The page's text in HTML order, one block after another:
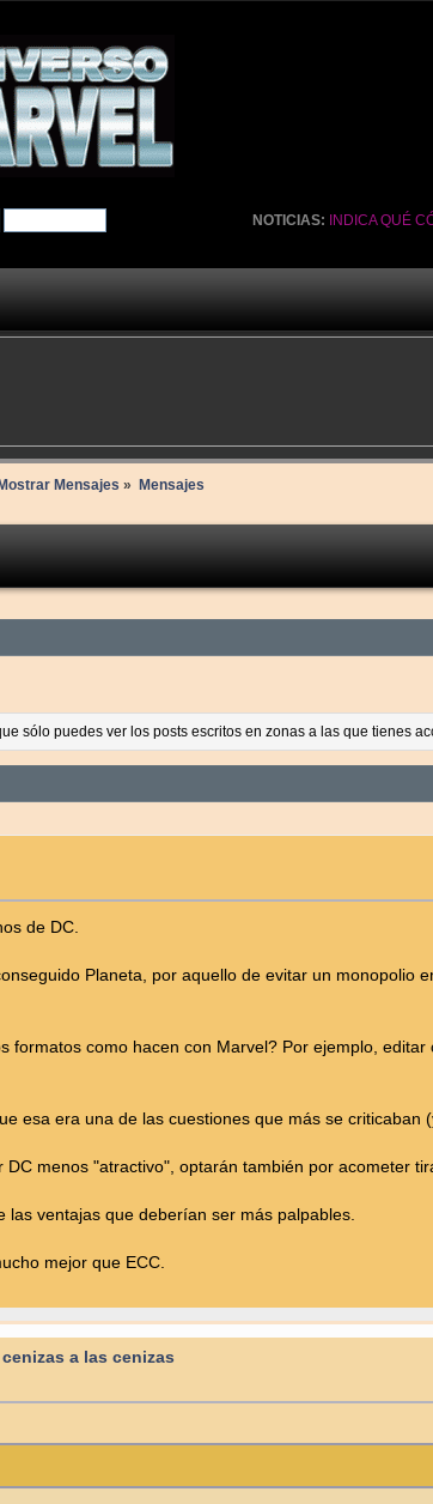
NOTICIAS: INDICA QUÉ
Mostrar Mensajes » Mensajes
sólo puedes ver los posts escritos en zonas a las que tienes
de DC.
Planeta, por aquello de evitar un monopolio
como hacen con Marvel? Por ejemplo,
esa era una de las cuestiones que más se criticaban
menos "atractivo", optarán también por acometer
ventajas que deberían ser más palpables.
mejor que ECC.
a las cenizas